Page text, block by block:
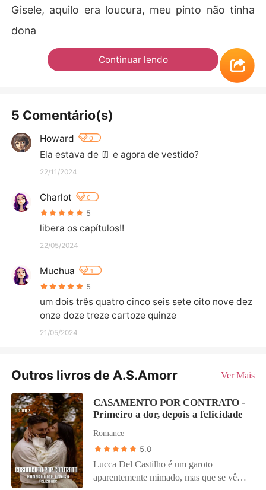
Gisele, aquilo era loucura, meu pinto não tinha
dona
Continuar lendo
5 Comentário(s)
Howard 0
Ela estava de 👖 e agora de vestido?
22/11/2024
Charlot 0
5
libera os capítulos!!
22/05/2024
Muchua 1
5
um dois três quatro cinco seis sete oito nove dez
onze doze treze cartoze quinze
21/05/2024
Outros livros de A.S.Amorr Ver Mais
CASAMENTO POR CONTRATO -
Primeiro a dor, depois a felicidade
Romance
5.0
Lucca Del Castilho é um garoto
aparentemente mimado, mas que se vê